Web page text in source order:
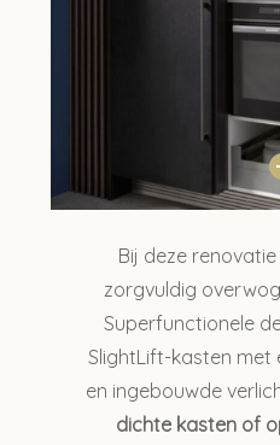
Bij deze
zorgvuldig
Superfunctionele
SlightLift-kasten met
en ingebouwde
dichte kasten of